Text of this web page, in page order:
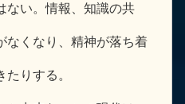
ない。情報、知識の共
なくなり、精神が落ち着
りする。